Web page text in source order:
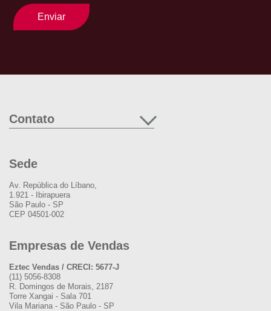
Enviar
Contato
Sede
Av. República do Líbano,
1.921 - Ibirapuera
São Paulo - SP
CEP 04501-002
Empresas de Vendas
Eztec Vendas / CRECI: 5677-J
(11) 5056-8308
R. Domingos de Morais, 2187
Torre Xangai - Sala 701
Vila Mariana - São Paulo - SP